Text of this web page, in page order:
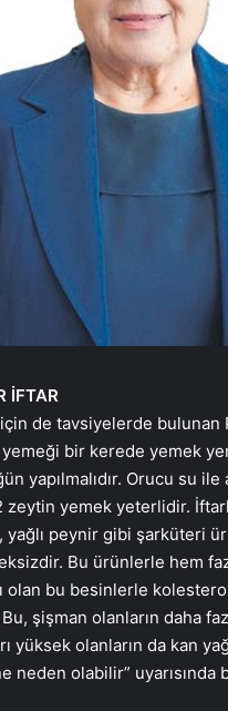
İFTAR
için de tavsiyelerde bulunan
yemeği bir kerede yemek
yapılmalıdır. Orucu su ile
zeytin yemek yeterlidir.
yağlı peynir gibi şarküteri
Bu ürünlerle hem
olan bu besinlerle
şişman olanların daha
yüksek olanların da kan
neden olabilir” uyarısında